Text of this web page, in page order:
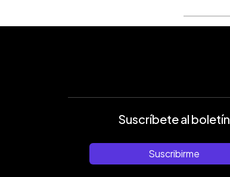
Suscríbete al boletín
Suscribirme